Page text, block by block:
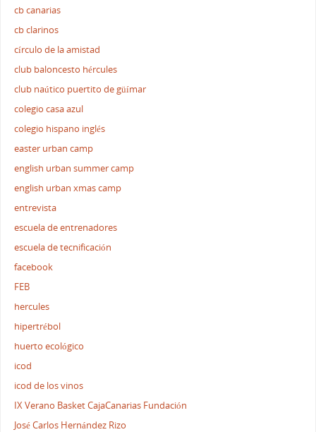
cb canarias
cb clarinos
círculo de la amistad
club baloncesto hércules
club naútico puertito de güímar
colegio casa azul
colegio hispano inglés
easter urban camp
english urban summer camp
english urban xmas camp
entrevista
escuela de entrenadores
escuela de tecnificación
facebook
FEB
hercules
hipertrébol
huerto ecológico
icod
icod de los vinos
IX Verano Basket CajaCanarias Fundación
José Carlos Hernández Rizo